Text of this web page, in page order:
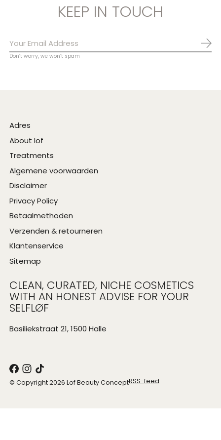
KEEP IN TOUCH
Don’t worry, we won’t spam
Adres
About lof
Treatments
Algemene voorwaarden
Disclaimer
Privacy Policy
Betaalmethoden
Verzenden & retourneren
Klantenservice
Sitemap
CLEAN, CURATED, NICHE COSMETICS
WITH AN HONEST ADVISE FOR YOUR
SELFLØF
Basiliekstraat 21, 1500 Halle
© Copyright 2026 Lof Beauty ConceptRSS-feed